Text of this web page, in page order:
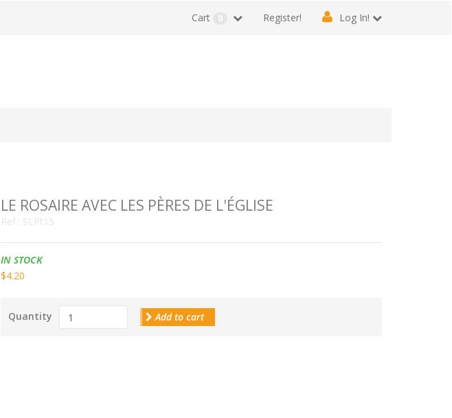
Register! Log In!
Cart 0
LE ROSAIRE AVEC LES PÈRES DE L'ÉGLISE
Ref.: SLPt15
Availability:
IN STOCK
$4.20
Quantity Add to cart